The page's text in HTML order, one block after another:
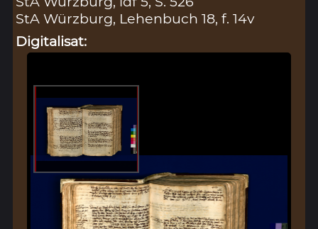
StA Würzburg, Lehenbuch 18, f. 14v
Digitalisat: